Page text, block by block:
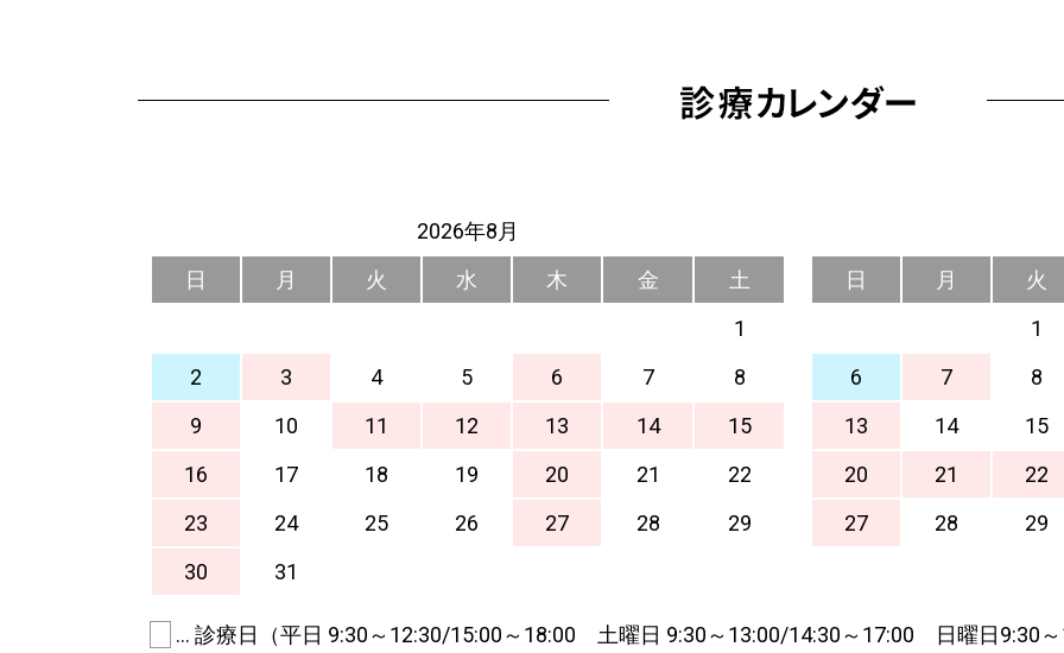
2026年8月
日
月 火 水 木 金
土
1
2
3 4 5 6 7
8
9
10 11 12 13 14
15
16
17 18 19 20 21
22
23
24 25 26 27 28
29
30
31
日
月 火
1
6
7 8
13
14 15
20
21 22
27
28 29
… 診療日（平日 9:30～12:30/15:00～18:00 土曜日 9:30～13:00/14:30～17:00 日曜日9:30～